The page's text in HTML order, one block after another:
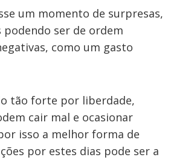
um momento de surpresas,
podendo ser de ordem
como um gasto
tão forte por liberdade,
cair mal e ocasionar
isso a melhor forma de
por estes dias pode ser a